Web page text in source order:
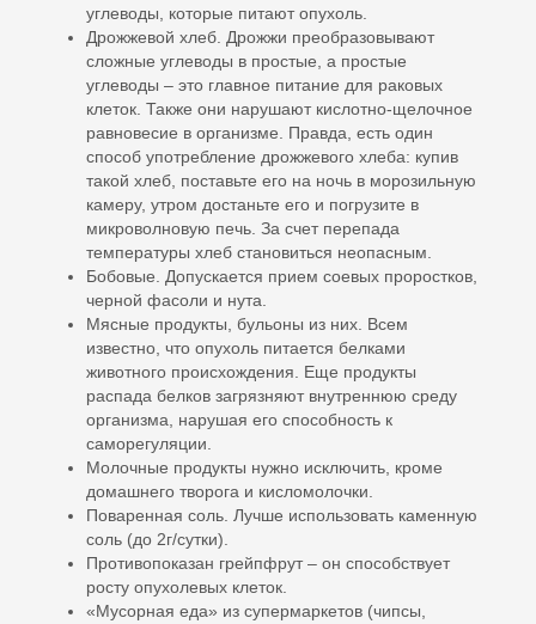
углеводы, которые питают опухоль.
Дрожжевой хлеб. Дрожжи преобразовывают
сложные углеводы в простые, а простые
углеводы – это главное питание для раковых
клеток. Также они нарушают кислотно-щелочное
равновесие в организме. Правда, есть один
способ употребление дрожжевого хлеба: купив
такой хлеб, поставьте его на ночь в морозильную
камеру, утром достаньте его и погрузите в
микроволновую печь. За счет перепада
температуры хлеб становиться неопасным.
Бобовые. Допускается прием соевых проростков,
черной фасоли и нута.
Мясные продукты, бульоны из них. Всем
известно, что опухоль питается белками
животного происхождения. Еще продукты
распада белков загрязняют внутреннюю среду
организма, нарушая его способность к
саморегуляции.
Молочные продукты нужно исключить, кроме
домашнего творога и кисломолочки.
Поваренная соль. Лучше использовать каменную
соль (до 2г/сутки).
Противопоказан грейпфрут – он способствует
росту опухолевых клеток.
«Мусорная еда» из супермаркетов (чипсы,